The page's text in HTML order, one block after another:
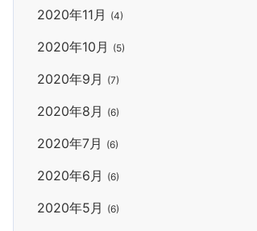
2020年11月 (4)
2020年10月 (5)
2020年9月 (7)
2020年8月 (6)
2020年7月 (6)
2020年6月 (6)
2020年5月 (6)